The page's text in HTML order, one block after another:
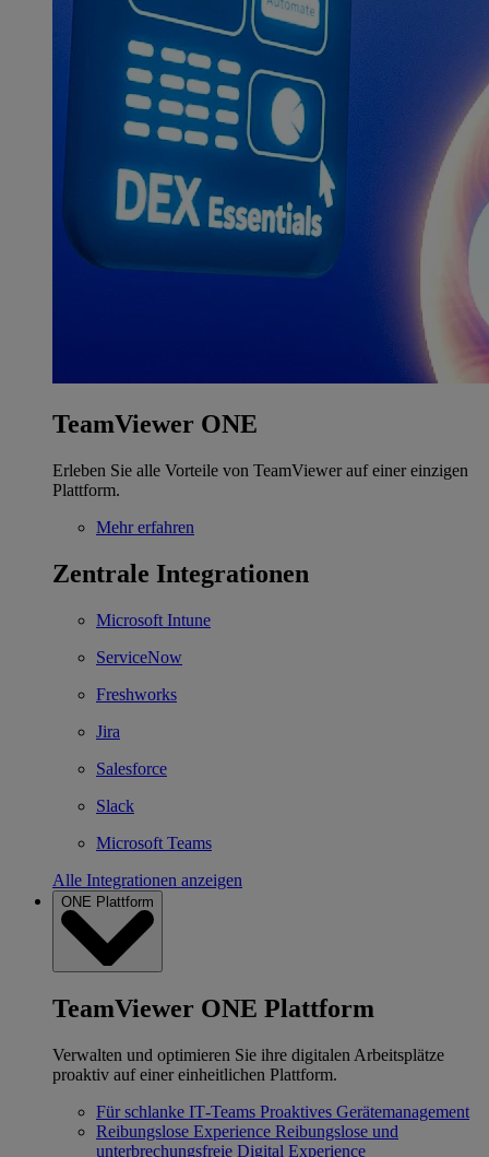
TeamViewer ONE
Erleben Sie alle Vorteile von TeamViewer auf einer einzigen
Plattform.
Mehr erfahren
Zentrale Integrationen
Microsoft Intune
ServiceNow
Freshworks
Jira
Salesforce
Slack
Microsoft Teams
Alle Integrationen anzeigen
ONE Plattform
TeamViewer ONE Plattform
Verwalten und optimieren Sie ihre digitalen Arbeitsplätze
proaktiv auf einer einheitlichen Plattform.
Für schlanke IT‐Teams Proaktives Gerätemanagement
Reibungslose Experience Reibungslose und
unterbrechungsfreie Digital Experience